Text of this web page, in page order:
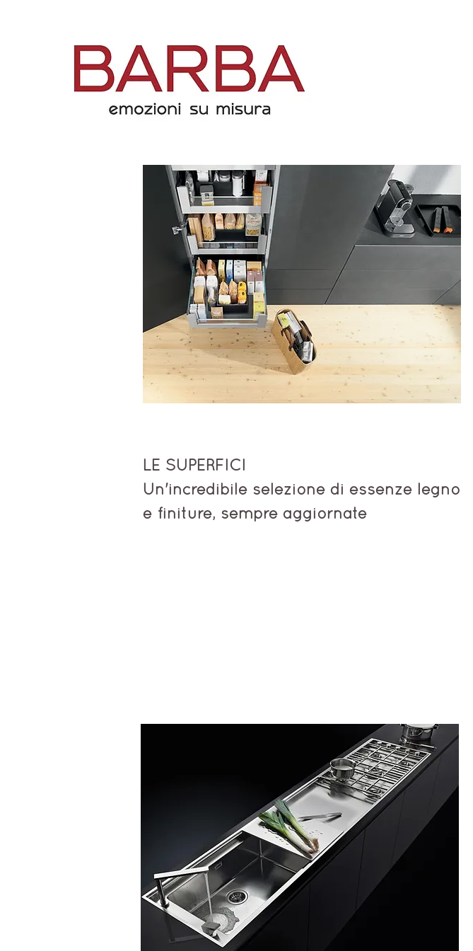
LE SUPERFICI
Un'incredibile selezione di essenze legno
e finiture, sempre aggiornate